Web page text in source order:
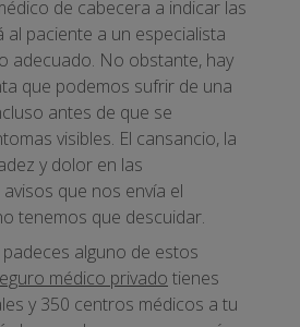
de cabecera a indicar las
al paciente a un especialista
adecuado. No obstante, hay
que podemos sufrir de una
antes de que se
visibles. El cansancio, la
y dolor en las
que nos envía el
tenemos que descuidar.
alguno de estos
médico privado tienes
y 350 centros médicos a tu